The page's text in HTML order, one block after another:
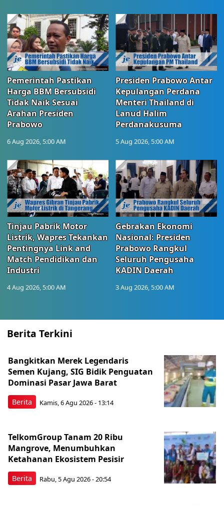
Pemerintah Pastikan
Harga BBM Bersubsidi
Tidak Naik Sesuai
Arahan Presiden
Prabowo
6 Aug 2026, 5:00 AM
Presiden Prabowo Antar
Kepulangan Perdana
Menteri Thailand di
Lanud Halim
Perdanakusuma
5 Aug 2026, 5:00 AM
Tinjau Pabrik Motor
Listrik, Wapres Tekankan
Pentingnya Link and
Match Pendidikan dan
Industri
4 Aug 2026, 5:00 AM
Gebrakan Ekonomi
Nasional: Presiden
Prabowo Rangkul
Seluruh Pengusaha
KADIN Daerah
3 Aug 2026, 5:00 AM
Berita Terkini
Berita
Bangkitkan Merek Legendaris
Semen Kujang, SIG Bidik Penguatan
Dominasi Pasar Jawa Barat
Kamis, 6 Agu 2026 - 13:14
Berita
TelkomGroup Tanam 20 Ribu
Mangrove, Menumbuhkan
Ketahanan Ekosistem Pesisir
Rabu, 5 Agu 2026 - 20:54